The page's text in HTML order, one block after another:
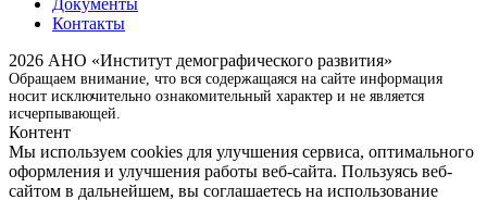
Документы
Контакты
2026 АНО «Институт демографического развития»
Обращаем внимание, что вся содержащаяся на сайте информация
носит исключительно ознакомительный характер и не является
исчерпывающей.
Контент
Мы используем cookies для улучшения сервиса, оптимального
оформления и улучшения работы веб-сайта. Пользуясь веб-
сайтом в дальнейшем, вы соглашаетесь на использование